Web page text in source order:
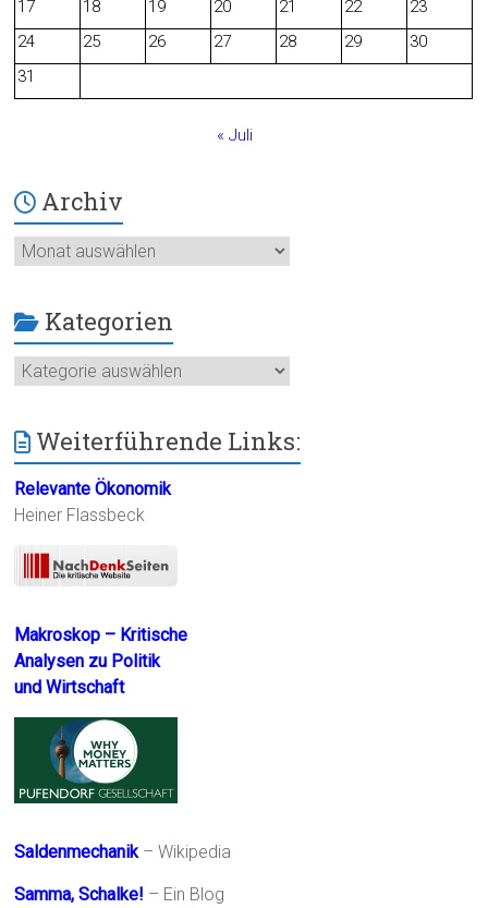
17 18 19 20 21 22
23
24
25 26 27 28 29
30
31
« Juli
Archiv
Archiv
Kategorien
Kategorien
Weiterführende Links:
Relevante Ökonomik
Heiner Flassbeck
Makroskop – Kritische
Analysen zu Politik
und Wirtschaft
Saldenmechanik– Wikipedia
Samma, Schalke! – Ein Blog